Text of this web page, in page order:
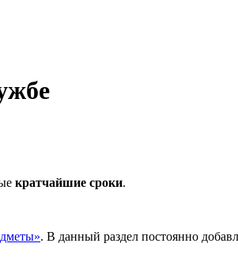
кратчайшие сроки.
. В данный раздел постоянно